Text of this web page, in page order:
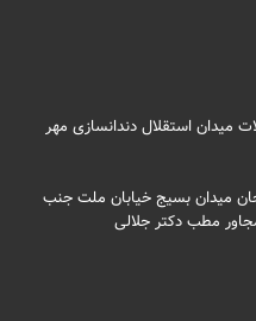
میدان استقلال دندانسازی مهر
میدان بسیج خیابان ملت جنب